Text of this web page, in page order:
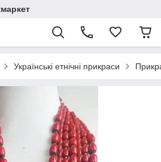
Українські етнічні прикраси